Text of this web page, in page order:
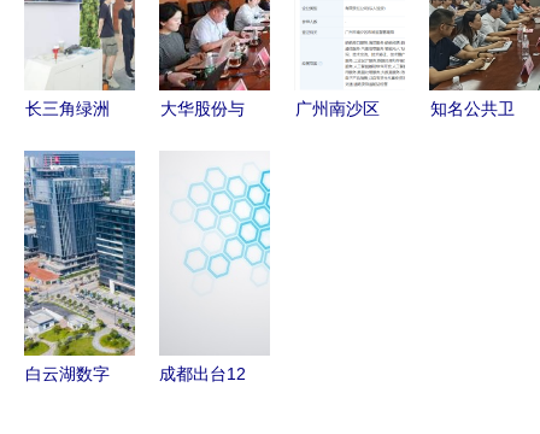
公司，注册
资本达1.6
亿
场活动即将
启幕
业智能化转
型
长三角绿洲
项目在
2022世界
人工智能大
会崭露头
角，人工智
能公共服务
大华股份与
团强强联
合，签署战
略合作协议
平台新生态
广州南沙区
知名公共卫
白云湖数字
成都出台12